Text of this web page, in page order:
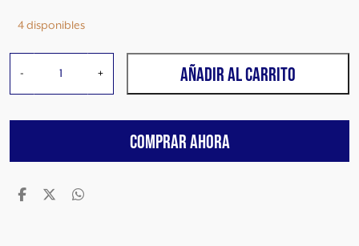
4 disponibles
-
m
+ AÑADIR AL CARRITO
COMPRAR AHORA